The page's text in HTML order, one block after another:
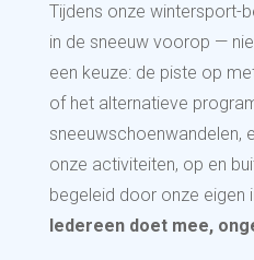
Tijdens onze wintersport-
in de sneeuw voorop —
een keuze: de piste op
of het alternatieve
sneeuwschoenwandelen,
onze activiteiten, op en
begeleid door onze eigen
Iedereen doet mee,